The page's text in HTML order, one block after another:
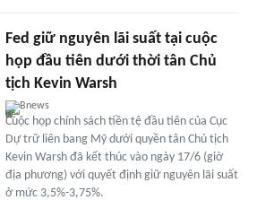
Fed giữ nguyên lãi suất tại cuộc
họp đầu tiên dưới thời tân Chủ
tịch Kevin Warsh
Bnews
Cuộc họp chính sách tiền tệ đầu tiên của Cục
Dự trữ liên bang Mỹ dưới quyền tân Chủ tịch
Kevin Warsh đã kết thúc vào ngày 17/6 (giờ
địa phương) với quyết định giữ nguyên lãi suất
ở mức 3,5%-3,75%.